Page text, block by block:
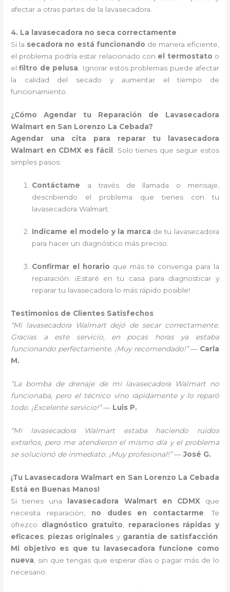
afectar a otras partes de la lavasecadora.
4. La lavasecadora no seca correctamente
Si la secadora no está funcionando de manera eficiente,
el problema podría estar relacionado con el termostato o
elfiltro de pelusa . Ignorar estos problemas puede afectar
la calidad del secado y aumentar el tiempo de
funcionamiento.
¿Cómo Agendar tu Reparación de Lavasecadora
Walmart en San Lorenzo La Cebada?
Agendar una cita para reparar tu lavasecadora
Walmart en CDMX es fácil
. Solo tienes que seguir estos
simples pasos:
Contáctame a través de llamada o mensaje,
describiendo el problema que tienes con tu
lavasecadora Walmart.
Indícame el modelo y la marca de tu lavasecadora
para hacer un diagnóstico más preciso.
Confirmar el horario que más te convenga para la
reparación. ¡Estaré en tu casa para diagnosticar y
reparar tu lavasecadora lo más rápido posible!
Testimonios de Clientes Satisfechos
“Mi lavasecadora Walmart dejó de secar correctamente.
Gracias a este servicio, en pocas horas ya estaba
funcionando perfectamente. ¡Muy recomendado!”— Carla
M.
“La bomba de drenaje de mi lavasecadora Walmart no
funcionaba, pero el técnico vino rápidamente y lo reparó
todo. ¡Excelente servicio!”— Luis P.
“Mi lavasecadora Walmart estaba haciendo ruidos
extraños, pero me atendieron el mismo día y el problema
se solucionó de inmediato. ¡Muy profesional!”—José G.
¡Tu Lavasecadora Walmart en San Lorenzo La Cebada
Está en Buenas Manos!
Si tienes una
lavasecadora Walmart en CDMX que
necesita reparación, no dudes en contactarme . Te
ofrezco diagnóstico gratuito
reparaciones rápidas y
eficaces piezas originales y garantía de satisfacción
Mi objetivo es que tu lavasecadora funcione como
nueva , sin que tengas que esperar días o pagar más de lo
necesario.